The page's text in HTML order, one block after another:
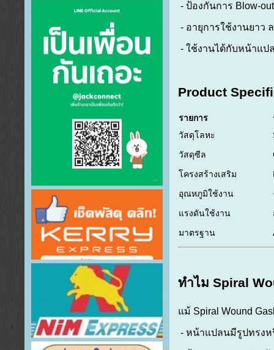
- ป้องกันการ Blow-
- อายุการใช้งานยาว
- ใช้งานได้กับหน้าแป
Product
รายการ
วัสดุโลหะ
วัสดุซีล
โครงสร้างเสริม
อุณหภูมิใช้งาน
แรงดันใช้งาน
มาตรฐาน
ทำไม Spiral
แม้ Spiral Wound
- หน้าแปลนมีรูปทรง